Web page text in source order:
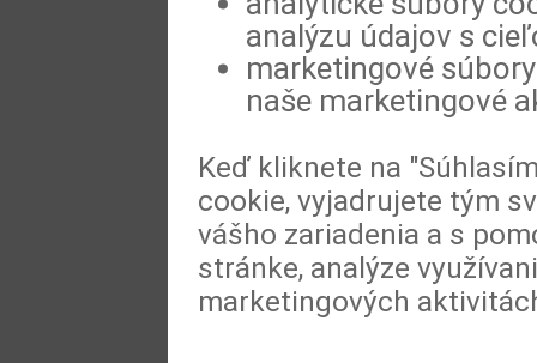
analýzu údajov s
marketingové
naše marketingové
Keď kliknete na
cookie, vyjadrujete tým
vášho zariadenia a s
stránke, analýze
marketingových